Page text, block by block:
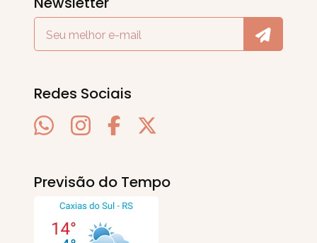
Redes Sociais
Previsão do Tempo